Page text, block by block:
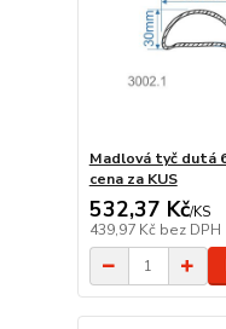
Madlová tyč dutá
cena za KUS
532,37 Kč/KS
439,97 Kč bez DPH